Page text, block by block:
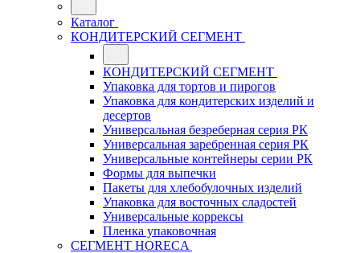
Каталог
КОНДИТЕРСКИЙ СЕГМЕНТ
КОНДИТЕРСКИЙ СЕГМЕНТ
Упаковка для тортов и пирогов
Упаковка для кондитерских изделий и
десертов
Универсальная безреберная серия РК
Универсальная заребренная серия РК
Универсальные контейнеры серии РК
Формы для выпечки
Пакеты для хлебобулочных изделий
Упаковка для восточных сладостей
Универсальные коррексы
Пленка упаковочная
СЕГМЕНТ HORECA